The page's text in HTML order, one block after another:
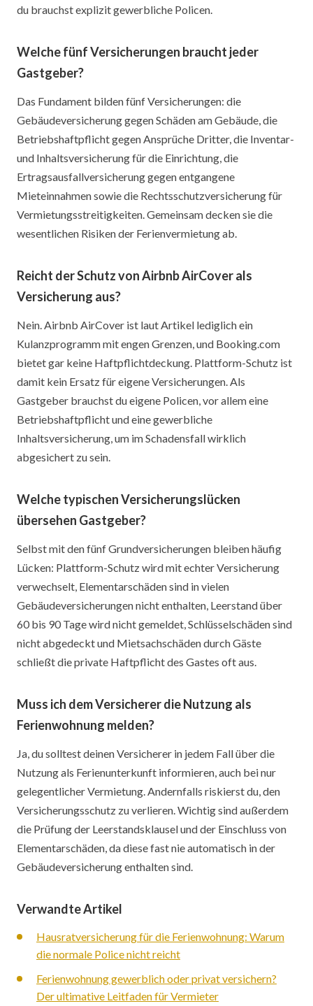
du brauchst explizit gewerbliche Policen.
Welche fünf Versicherungen braucht jeder
Gastgeber?
Das Fundament bilden fünf Versicherungen: die
Gebäudeversicherung gegen Schäden am Gebäude, die
Betriebshaftpflicht gegen Ansprüche Dritter, die Inventar-
und Inhaltsversicherung für die Einrichtung, die
Ertragsausfallversicherung gegen entgangene
Mieteinnahmen sowie die Rechtsschutzversicherung für
Vermietungsstreitigkeiten. Gemeinsam decken sie die
wesentlichen Risiken der Ferienvermietung ab.
Reicht der Schutz von Airbnb AirCover als
Versicherung aus?
Nein. Airbnb AirCover ist laut Artikel lediglich ein
Kulanzprogramm mit engen Grenzen, und Booking.com
bietet gar keine Haftpflichtdeckung. Plattform-Schutz ist
damit kein Ersatz für eigene Versicherungen. Als
Gastgeber brauchst du eigene Policen, vor allem eine
Betriebshaftpflicht und eine gewerbliche
Inhaltsversicherung, um im Schadensfall wirklich
abgesichert zu sein.
Welche typischen Versicherungslücken
übersehen Gastgeber?
Selbst mit den fünf Grundversicherungen bleiben häufig
Lücken: Plattform-Schutz wird mit echter Versicherung
verwechselt, Elementarschäden sind in vielen
Gebäudeversicherungen nicht enthalten, Leerstand über
60 bis 90 Tage wird nicht gemeldet, Schlüsselschäden sind
nicht abgedeckt und Mietsachschäden durch Gäste
schließt die private Haftpflicht des Gastes oft aus.
Muss ich dem Versicherer die Nutzung als
Ferienwohnung melden?
Ja, du solltest deinen Versicherer in jedem Fall über die
Nutzung als Ferienunterkunft informieren, auch bei nur
gelegentlicher Vermietung. Andernfalls riskierst du, den
Versicherungsschutz zu verlieren. Wichtig sind außerdem
die Prüfung der Leerstandsklausel und der Einschluss von
Elementarschäden, da diese fast nie automatisch in der
Gebäudeversicherung enthalten sind.
Verwandte Artikel
Hausratversicherung für die Ferienwohnung: Warum
die normale Police nicht reicht
Ferienwohnung gewerblich oder privat versichern?
Der ultimative Leitfaden für Vermieter